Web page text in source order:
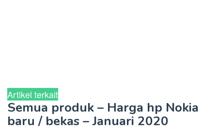
Artikel terkait
Semua produk – Harga hp Nokia
baru / bekas – Januari 2020